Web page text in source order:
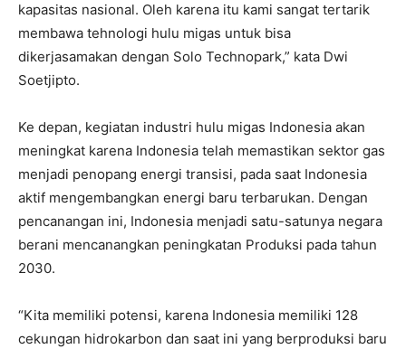
kapasitas nasional. Oleh karena itu kami sangat tertarik
membawa tehnologi hulu migas untuk bisa
dikerjasamakan dengan Solo Technopark,” kata Dwi
Soetjipto.
Ke depan, kegiatan industri hulu migas Indonesia akan
meningkat karena Indonesia telah memastikan sektor gas
menjadi penopang energi transisi, pada saat Indonesia
aktif mengembangkan energi baru terbarukan. Dengan
pencanangan ini, Indonesia menjadi satu-satunya negara
berani mencanangkan peningkatan Produksi pada tahun
2030.
“Kita memiliki potensi, karena Indonesia memiliki 128
cekungan hidrokarbon dan saat ini yang berproduksi baru